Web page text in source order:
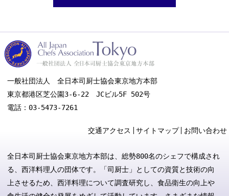
一般社団法人 全日本司厨士協会東京地方本部
東京都港区芝公園3-6-22 JCビル5F 502号
電話：03-5473-7261
交通アクセス サイトマップ お問い合わせ
全日本司厨士協会東京地方本部は、総勢800名のシェフで構成され
る、西洋料理人の団体です。「司厨士」としての資質と技術の向
上させるため、西洋料理について調査研究し、食品衛生の向上や